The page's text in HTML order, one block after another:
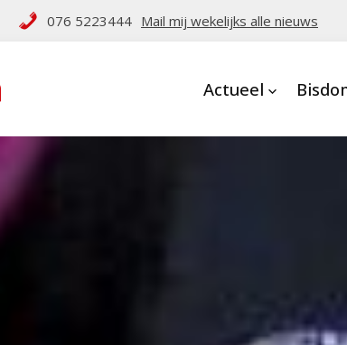
076 5223444 Mail mij wekelijks alle nieuws
Actueel